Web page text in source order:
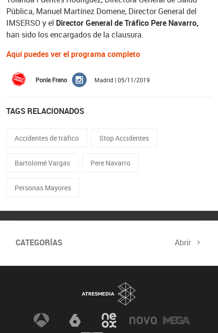
Pública, Manuel Martínez Domene, Director General del
IMSERSO y el Director General de Tráfico Pere Navarro,
han sido los encargados de la clausura.
Aquí puedes ver el programa completo
Ponle Freno Madrid | 05/11/2019
TAGS RELACIONADOS
Accidentes de tráfico Stop Accidentes
Bartolomé Vargas Pere Navarro
Personas Mayores
CATEGORÍAS Abrir